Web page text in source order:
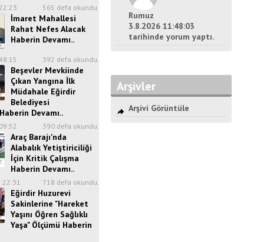
565 defa okundu.
İmaret Mahallesi
Rahat Nefes Alacak
Haberin Devamı..
392 defa okundu.
Beşevler Mevkiinde
Çıkan Yangına İlk
Müdahale Eğirdir
Belediyesi
Devamı..
390 defa okundu.
Araç Barajı'nda
Alabalık Yetiştiriciliği
İçin Kritik Çalışma
Haberin Devamı..
718 defa okundu.
Eğirdir Huzurevi
Sakinlerine "Hareket
Yaşını Öğren Sağlıklı
Yaşa" Ölçümü Haberin
Rumuz
3.8.2026 11:48:03
tarihinde yorum yaptı.
Arşivler
Arşivi Görüntüle